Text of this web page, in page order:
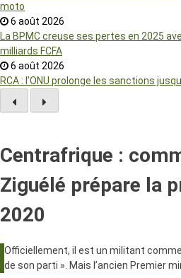
moto
6 août 2026
La BPMC creuse ses pertes en 2025
milliards FCFA
6 août 2026
RCA : l’ONU prolonge les sanctions
Centrafrique :
Ziguélé prépare la
2020
Officiellement, il est un militant
de son parti ». Mais l’ancien Premier